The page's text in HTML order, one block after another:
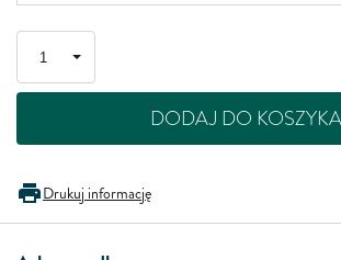
DODAJ DO KOSZYKA
Drukuj informację